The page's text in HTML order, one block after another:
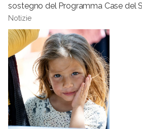
sostegno del Programma Case del
Notizie